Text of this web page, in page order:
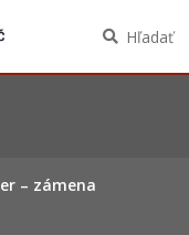
Hľadať
– zámena